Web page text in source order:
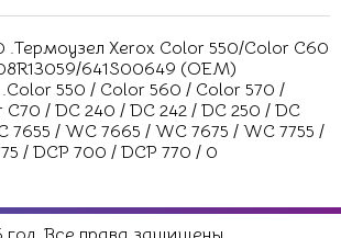
.Термоузел Xerox Color 550/Color C60
641S00649 (OEM)
550 / Color 560 / Color 570 /
/ DC 240 / DC 242 / DC 250 / DC
7655 / WC 7665 / WC 7675 / WC 7755 /
/ DCP 700 / DCP 770 / 0